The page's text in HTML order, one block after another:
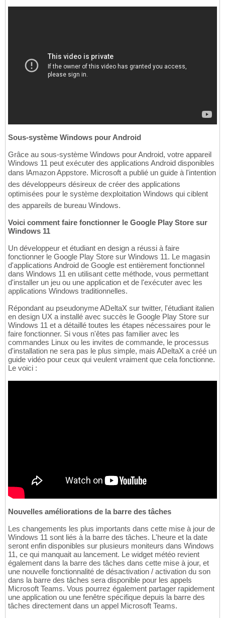
Sous-système Windows pour Android
Grâce au sous-système Windows pour Android, votre appareil
Windows 11 peut exécuter des applications Android disponibles
dans lAmazon Appstore. Microsoft a publié un guide à l'intention
des développeurs désireux de créer des applications
optimisées pour le système dexploitation Windows qui ciblent
des appareils de bureau Windows.
Voici comment faire fonctionner le Google Play Store sur
Windows 11
Un développeur et étudiant en design a réussi à faire
fonctionner le Google Play Store sur Windows 11. Le magasin
d'applications Android de Google est entièrement fonctionnel
dans Windows 11 en utilisant cette méthode, vous permettant
d'installer un jeu ou une application et de l'exécuter avec les
applications Windows traditionnelles.
Répondant au pseudonyme ADeltaX sur twitter, l'étudiant italien
en design UX a installé avec succès le Google Play Store sur
Windows 11 et a détaillé toutes les étapes nécessaires pour le
faire fonctionner. Si vous n'êtes pas familier avec les
commandes Linux ou les invites de commande, le processus
d'installation ne sera pas le plus simple, mais ADeltaX a créé un
guide vidéo pour ceux qui veulent vraiment que cela fonctionne.
Le voici :
Nouvelles améliorations de la barre des tâches
Les changements les plus importants dans cette mise à jour de
Windows 11 sont liés à la barre des tâches. L'heure et la date
seront enfin disponibles sur plusieurs moniteurs dans Windows
11, ce qui manquait au lancement. Le widget météo revient
également dans la barre des tâches dans cette mise à jour, et
une nouvelle fonctionnalité de désactivation / activation du son
dans la barre des tâches sera disponible pour les appels
Microsoft Teams. Vous pourrez également partager rapidement
une application ou une fenêtre spécifique depuis la barre des
tâches directement dans un appel Microsoft Teams.